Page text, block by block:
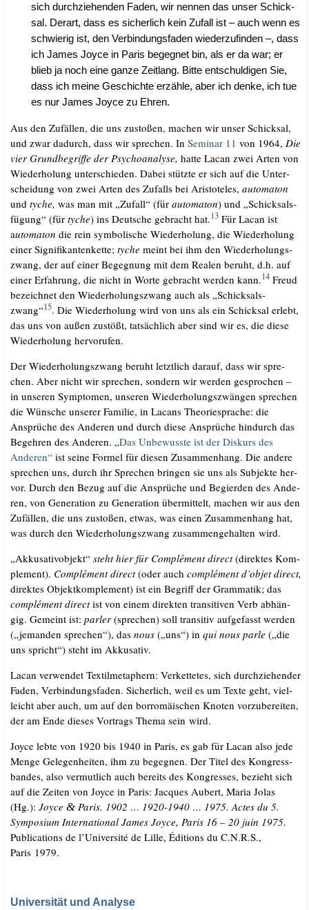
sich durch­zie­hen­den Faden, wir nen­nen das unser Schick­
sal. Der­art, dass es sicher­lich kein Zufall ist – auch wenn es
schwie­rig ist, den Ver­bin­dungs­fa­den wie­der­zu­fin­den –, dass
ich James Joy­ce in Paris begeg­net bin, als er da war; er
blieb ja noch eine gan­ze Zeit­lang. Bit­te ent­schul­di­gen Sie,
dass ich mei­ne Geschich­te erzäh­le, aber ich den­ke, ich tue
es nur James Joy­ce zu Ehren.
Aus den Zufäl­len, die uns zusto­ßen, machen wir unser Schick­sal,
und zwar dadurch, dass wir spre­chen. In Semi­nar 11 von 1964, Die
vier Grund­be­grif­fe der Psy­cho­ana­ly­se, hat­te Lacan zwei Arten von
Wie­der­ho­lung unter­schie­den. Dabei stütz­te er sich auf die Unter­
schei­dung von zwei Arten des Zufalls bei Aris­to­te­les, auto­ma­ton
und tyche, was man mit „Zufall“ (für auto­ma­ton) und „Schick­sals­
fü­gung“ (für tyche) ins Deut­sche gebracht hat.13Für Lacan ist
auto­ma­ton die rein sym­bo­li­sche Wie­der­ho­lung, die Wie­der­ho­lung
einer Signi­fi­kan­ten­ket­te; tyche meint bei ihm den Wie­der­ho­lungs­
zwang, der auf einer Begeg­nung mit dem Rea­len beruht, d.h. auf
einer Erfah­rung, die nicht in Wor­te gebracht wer­den kann.14Freud
bezeich­net den Wie­der­ho­lungs­zwang auch als „Schick­sals­
zwang“15. Die Wie­der­ho­lung wird von uns als ein Schick­sal erlebt,
das uns von außen zustößt, tat­säch­lich aber sind wir es, die die­se
Wie­der­ho­lung hervorufen.
Der Wie­der­ho­lungs­zwang beruht letzt­lich dar­auf, dass wir spre­
chen. Aber nicht wir spre­chen, son­dern wir wer­den gespro­chen –
in unse­ren Sym­pto­men, unse­ren Wie­der­ho­lungs­zwän­gen spre­chen
die Wün­sche unse­rer Fami­lie, in Lacans Theo­rie­spra­che: die
Ansprü­che des Ande­ren und durch die­se Ansprü­che hin­durch das
Begeh­ren des Ande­ren. „Das Unbe­wuss­te ist der Dis­kurs des
Ande­ren“ ist sei­ne For­mel für die­sen Zusam­men­hang. Die ande­re
spre­chen uns, durch ihr Spre­chen brin­gen sie uns als Sub­jek­te her­
vor. Durch den Bezug auf die Ansprü­che und Begier­den des Ande­
ren, von Gene­ra­ti­on zu Gene­ra­ti­on über­mit­telt, machen wir aus den
Zufäl­len, die uns zusto­ßen, etwas, was einen Zusam­men­hang hat,
was durch den Wie­der­ho­lungs­zwang zusam­men­ge­hal­ten wird.
„Akku­sa­tiv­ob­jekt“ steht hier für Com­plé­ment direct(direk­tes Kom­
ple­ment). Com­plé­ment direct(oder auch com­plé­ment d’objet direct,
direk­tes Objekt­kom­ple­ment) ist ein Begriff der Gram­ma­tik; das
com­plé­ment directist von einem direk­ten tran­si­ti­ven Verb abhän­
gig. Gemeint ist: par­ler(spre­chen) soll tran­si­tiv auf­ge­fasst wer­den
(„jeman­den spre­chen“), das nous(„uns“) in qui nous par­le („die
uns spricht“) steht im Akkusativ.
Lacan ver­wen­det Tex­til­me­ta­phern: Ver­ket­te­tes, sich durch­zie­hen­der
Faden, Ver­bin­dungs­fa­den. Sicher­lich, weil es um Tex­te geht, viel­
leicht aber auch, um auf den bor­ro­mäi­schen Kno­ten vor­zu­be­rei­ten,
der am Ende die­ses Vor­trags The­ma sein wird.
Joy­ce leb­te von 1920 bis 1940 in Paris, es gab für Lacan also jede
Men­ge Gele­gen­hei­ten, ihm zu begeg­nen. Der Titel des Kon­gress­
ban­des, also ver­mut­lich auch bereits des Kon­gres­ses, bezieht sich
auf die Zei­ten von Joy­ce in Paris: Jac­ques Aubert, Maria Jolas
(Hg.): Joy­ce &Paris. 1902 … 1920-1940 … 1975. Actes du 5.
Sym­po­si­um Inter­na­tio­nal James Joy­ce, Paris 16 – 20 juin 1975.
Publi­ca­ti­ons de l’Université de Lil­le, Édi­ti­ons du C.N.R.S.,
Paris 1979.
Universität und Analyse